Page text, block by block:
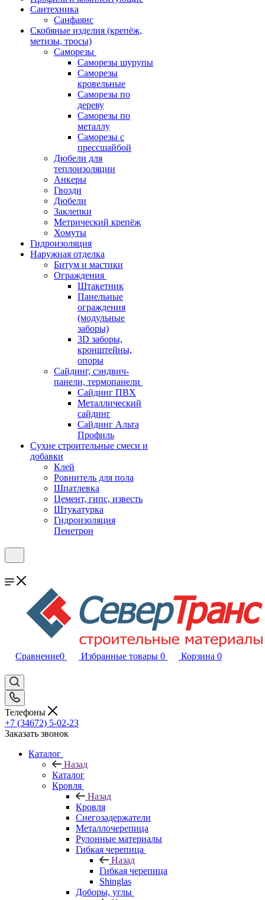
Сантехника
Санфаянс
Скобяные изделия (крепёж,
метизы, тросы)
Саморезы
Саморезы шурупы
Саморезы
кровельные
Саморезы по
дереву
Саморезы по
металлу
Саморезы с
прессшайбой
Дюбели для
теплоизоляции
Анкеры
Гвозди
Дюбели
Заклепки
Метрический крепёж
Хомуты
Гидроизоляция
Наружная отделка
Битум и мастики
Ограждения
Штакетник
Панельные
ограждения
(модульные
заборы)
3D заборы,
кронштейны,
опоры
Cайдинг, сэндвич-
панели, термопанели
Сайдинг ПВХ
Металлический
сайдинг
Сайдинг Альта
Профиль
Сухие строительные смеси и
добавки
Клей
Ровнитель для пола
Шпатлевка
Цемент, гипс, известь
Штукатурка
Гидроизоляция
Пенетрон
Сравнение0 Избранные товары 0 Корзина 0
Телефоны
+7 (34672) 5-02-23
Заказать звонок
Каталог
Назад
Каталог
Кровля
Назад
Кровля
Снегозадержатели
Металлочерепица
Рулонные материалы
Гибкая черепица
Назад
Гибкая черепица
Shinglas
Доборы, углы